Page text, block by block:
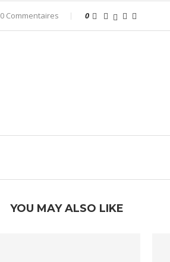
0 Commentaires 0
YOU MAY ALSO LIKE